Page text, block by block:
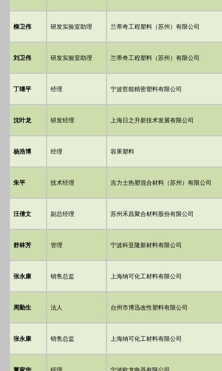
柳卫伟 研发实验室助理 兰蒂奇工程塑料（苏州）有限公司
刘卫伟 研发实验室助理 兰蒂奇工程塑料（苏州）有限公司
丁继平 经理 宁波哲能精密塑料有限公司
沈叶龙 研发经理 上海日之升新技术发展有限公司
杨浩博 经理 容果塑料
朱平 技术经理 吉力士热塑混合材料（苏州）有限公司
汪倩文 副总经理 苏州禾昌聚合材料股份有限公司
舒林芳 管理 宁波科亚隆新材料有限公司
张永康 销售总监 上海纳可化工材料有限公司
周勤生 法人 台州市博迅改性塑料有限公司
张永康 销售总监 上海纳可化工材料有限公司